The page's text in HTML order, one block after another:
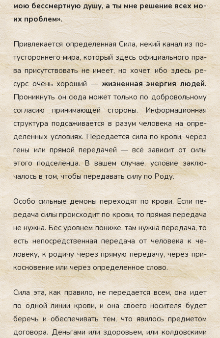
мою бес­смертную ду­шу, а ты мне ре­шение всех мо­
их проб­лем».
Прив­ле­ка­ет­ся оп­ре­делен­ная Си­ла, не­кий ка­нал из по­
тус­то­рон­не­го ми­ра, ко­торый здесь офи­ци­аль­но­го пра­
ва при­сутс­тво­вать не име­ет, но хо­чет, ибо здесь ре­
сурс очень хо­роший —жиз­ненная энер­гия лю­дей.
Про­ник­нуть он сю­да мо­жет толь­ко по доб­ро­воль­но­му
сог­ла­сию при­нима­ющей сто­роны. Ин­форма­ци­он­ная
струк­ту­ра под­са­жива­ет­ся в ра­зум че­лове­ка на оп­ре­
делен­ных ус­ло­ви­ях. Пе­реда­ет­ся си­ла по кро­ви, че­рез
ге­ны или пря­мой пе­реда­чей — всё за­висит от си­лы
это­го под­се­лен­ца. В ва­шем слу­чае, ус­ло­вие зак­лю­
чалось в том, что­бы пе­реда­вать си­лу по Ро­ду.
Осо­бо силь­ные де­моны пе­рехо­дят по кро­ви. Ес­ли пе­
реда­ча си­лы про­ис­хо­дит по кро­ви, то пря­мая пе­реда­ча
не нуж­на. Бес уров­нем по­ниже, там нуж­на пе­реда­ча, то
есть не­пос­редс­твен­ная пе­реда­ча от че­лове­ка к че­
лове­ку, к ро­дичу че­рез пря­мую пе­реда­чу, че­рез при­
кос­но­вение или че­рез оп­ре­делен­ное сло­во.
Си­ла эта, как пра­вило, не пе­реда­ет­ся всем, она идет
по од­ной ли­нии кро­ви, и она сво­его но­сите­ля бу­дет
бе­речь и обес­пе­чивать тем, что яви­лось пред­ме­том
до­гово­ра. День­га­ми или здо­ровь­ем, или кол­дов­ски­ми